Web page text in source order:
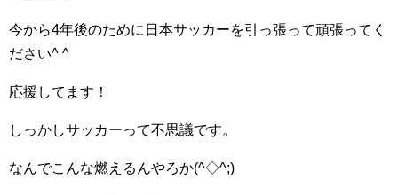
今から4年後のために日本サッカーを引っ張って頑張ってく
ださい^ ^
応援してます！
しっかしサッカーって不思議です。
なんでこんな燃えるんやろか(^◇^;)